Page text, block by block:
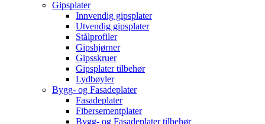
Gipsplater
Innvendig gipsplater
Utvendig gipsplater
Stålprofiler
Gipshjørner
Gipsskruer
Gipsplater tilbehør
Lydbøyler
Bygg- og Fasadeplater
Fasadeplater
Fibersementplater
Bygg- og Fasadeplater tilbehør